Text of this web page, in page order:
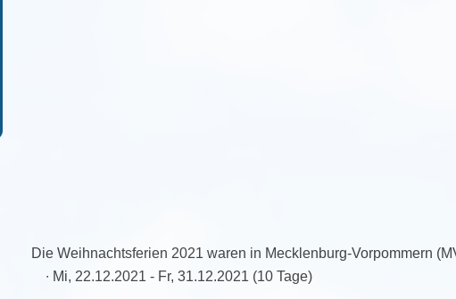
Die Weihnachtsferien 2021 waren in Mecklenburg-Vorpommern
Mi, 22.12.2021 - Fr, 31.12.2021 (10 Tage)